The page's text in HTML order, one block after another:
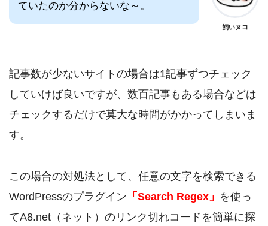
ていたのか分からないな～。
飼いヌコ
記事数が少ないサイトの場合は1記事ずつチェック
していけば良いですが、数百記事もある場合などは
チェックするだけで莫大な時間がかかってしまいま
す。
この場合の対処法として、任意の文字を検索できる
WordPressのプラグイン 「Search Regex」 を使っ
てA8.net（ネット）のリンク切れコードを簡単に探